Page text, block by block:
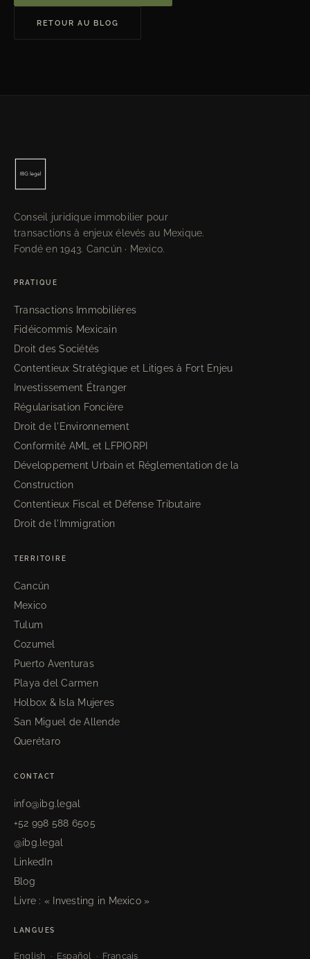
RETOUR AU BLOG
Conseil juridique immobilier pour
transactions à enjeux élevés au Mexique.
Fondé en 1943. Cancún · Mexico.
PRATIQUE
Transactions Immobilières
Fidéicommis Mexicain
Droit des Sociétés
Contentieux Stratégique et Litiges à Fort Enjeu
Investissement Étranger
Régularisation Foncière
Droit de l'Environnement
Conformité AML et LFPIORPI
Développement Urbain et Réglementation de la
Construction
Contentieux Fiscal et Défense Tributaire
Droit de l'Immigration
TERRITOIRE
Cancún
Mexico
Tulum
Cozumel
Puerto Aventuras
Playa del Carmen
Holbox & Isla Mujeres
San Miguel de Allende
Querétaro
CONTACT
info@ibg.legal
+52 998 588 6505
@ibg.legal
LinkedIn
Blog
Livre : « Investing in Mexico »
LANGUES
English · Español · Français